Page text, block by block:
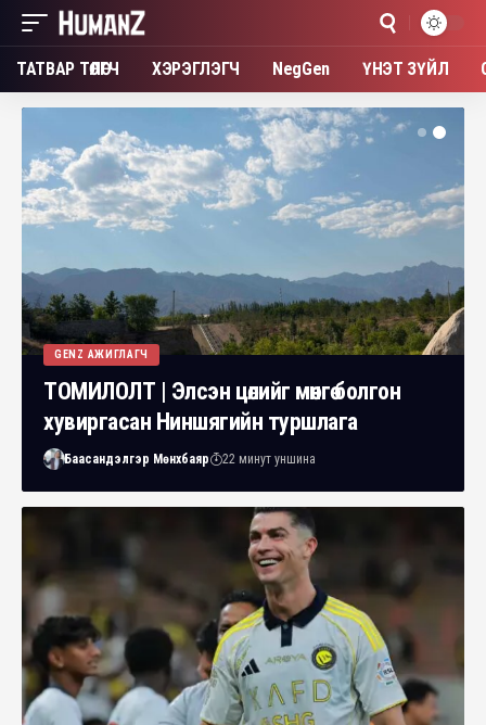
ТАТВАР ТӨЛӨГЧ ХЭРЭГЛЭГЧ NegGen ҮНЭТ ЗҮЙЛ
GENZ АЖИГЛАГЧ
ТОМИЛОЛТ | Элсэн цөлийг мөнгө болгон
хувиргасан Ниншягийн туршлага
Баасандэлгэр Мөнхбаяр 22 минут уншина